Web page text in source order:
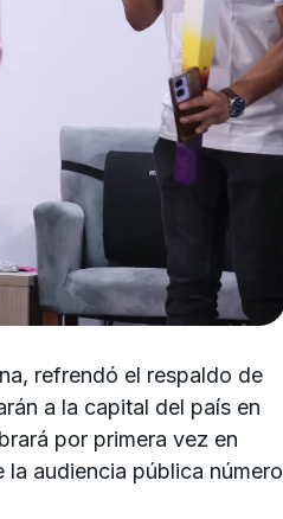
, refrendó el respaldo de
a la capital del país en
por primera vez en
audiencia pública número